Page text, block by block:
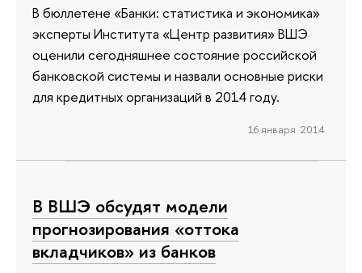
В бюллетене «Банки: статистика и экономика»
эксперты Института «Центр развития» ВШЭ
оценили сегодняшнее состояние российской
банковской системы и назвали основные риски
для кредитных организаций в 2014 году.
16 января 2014
В ВШЭ обсудят модели
прогнозирования «оттока
вкладчиков» из банков